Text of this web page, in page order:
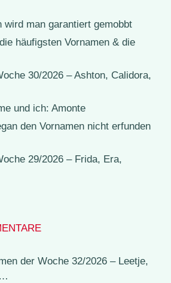
wird man garantiert gemobbt
häufigsten Vornamen & die
30/2026 – Ashton, Calidora,
und ich: Amonte
den Vornamen nicht erfunden
29/2026 – Frida, Era,
der Woche 32/2026 – Leetje,